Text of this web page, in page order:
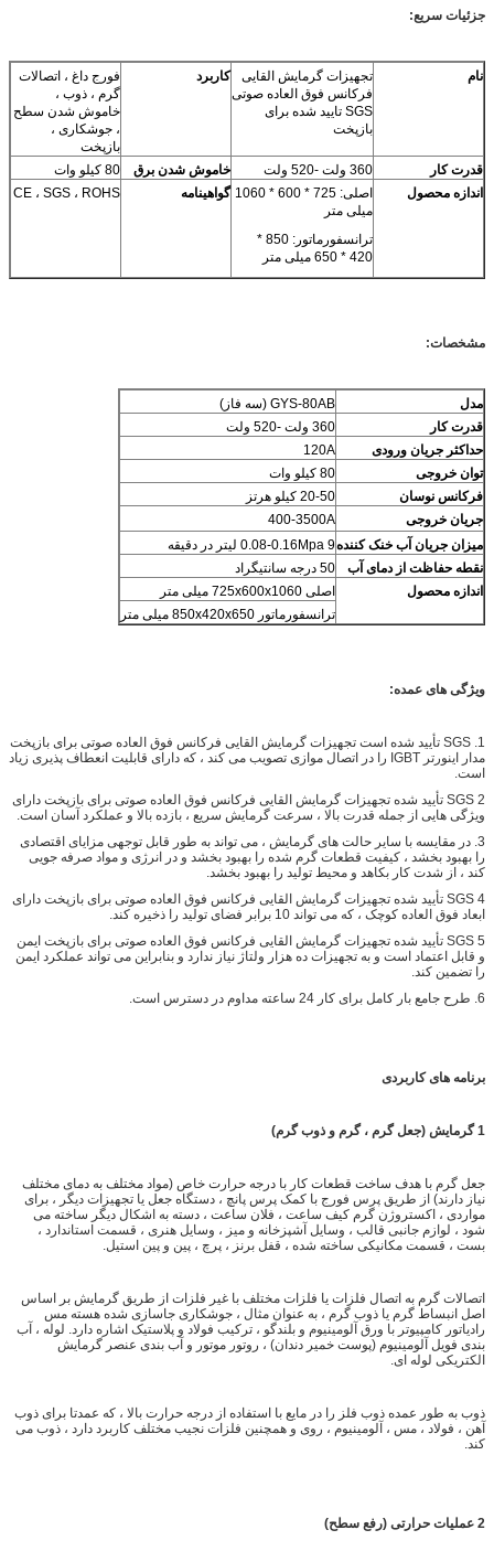
جزئیات سریع:
نام
تجهیزات گرمایش القایی
فرکانس فوق العاده صوتی
SGS تایید شده برای
بازپخت
کاربرد
فورج داغ ، اتصالات
گرم ، ذوب ،
خاموش شدن سطح
، جوشکاری ،
بازپخت
قدرت کار
360 ولت -520 ولت خاموش شدن برق
80 کیلو وات
اندازه محصول
اصلی: 725 * 600 * 1060
میلی متر
ترانسفورماتور: 850 *
420 * 650 میلی متر
گواهینامه CE ، SGS ، ROHS
مشخصات:
مدل
GYS-80AB (سه فاز)
قدرت کار
360 ولت -520 ولت
حداکثر جریان ورودی
120A
توان خروجی
80 کیلو وات
فرکانس نوسان
20-50 کیلو هرتز
جریان خروجی
400-3500A
میزان جریان آب خنک کننده0.08-0.16Mpa 9 لیتر در دقیقه
نقطه حفاظت از دمای آب
50 درجه سانتیگراد
اندازه محصول
اصلی 725x600x1060 میلی متر
ترانسفورماتور 850x420x650 میلی متر
ویژگی های عمده:
1. SGS تأیید شده است
تجهیزات گرمایش القایی فرکانس فوق العاده صوتی برای بازپخت
مدار اینورتر IGBT را در اتصال موازی تصویب می کند ، که دارای قابلیت انعطاف پذیری زیاد
است.
2 SGS تأیید شده تجهیزات گرمایش القایی فرکانس فوق العاده صوتی برای بازپخت دارای
ویژگی هایی از جمله قدرت بالا ، سرعت گرمایش سریع ، بازده بالا و عملکرد آسان است.
3. در مقایسه با سایر حالت های گرمایش ، می تواند به طور قابل توجهی مزایای اقتصادی
را بهبود بخشد ، کیفیت قطعات گرم شده را بهبود بخشد و در انرژی و مواد صرفه جویی
کند ، از شدت کار بکاهد و محیط تولید را بهبود بخشد.
4 SGS تأیید شده تجهیزات گرمایش القایی فرکانس فوق العاده صوتی برای بازپخت دارای
ابعاد فوق العاده کوچک ، که می تواند 10 برابر فضای تولید را ذخیره کند.
5 SGS تأیید شده تجهیزات گرمایش القایی فرکانس فوق العاده صوتی برای بازپخت ایمن
و قابل اعتماد است و به تجهیزات ده هزار ولتاژ نیاز ندارد و بنابراین می تواند عملکرد ایمن
را تضمین کند.
6. طرح جامع بار کامل برای کار 24 ساعته مداوم در دسترس است.
برنامه های کاربردی
1 گرمایش (جعل گرم ، گرم و ذوب گرم)
جعل گرم با هدف ساخت قطعات کار با درجه حرارت خاص (مواد مختلف به دمای مختلف
نیاز دارند) از طریق پرس فورج با کمک پرس پانچ ، دستگاه جعل یا تجهیزات دیگر ، برای
مواردی ، اکستروژن گرم کیف ساعت ، فلان ساعت ، دسته به اشکال دیگر ساخته می
شود ، لوازم جانبی قالب ، وسایل آشپزخانه و میز ، وسایل هنری ، قسمت استاندارد ،
بست ، قسمت مکانیکی ساخته شده ، قفل برنز ، پرچ ، پین و پین استیل.
اتصالات گرم به اتصال فلزات یا فلزات مختلف با غیر فلزات از طریق گرمایش بر اساس
اصل انبساط گرم یا ذوب گرم ، به عنوان مثال ، جوشکاری جاسازی شده هسته مس
رادیاتور کامپیوتر با ورق آلومینیوم و بلندگو ، ترکیب فولاد و پلاستیک اشاره دارد. لوله ، آب
بندی فویل آلومینیوم (پوست خمیر دندان) ، روتور موتور و آب بندی عنصر گرمایش
الکتریکی لوله ای.
ذوب به طور عمده ذوب فلز را در مایع با استفاده از درجه حرارت بالا ، که عمدتا برای ذوب
آهن ، فولاد ، مس ، آلومینیوم ، روی و همچنین فلزات نجیب مختلف کاربرد دارد ، ذوب می
کند.
2 عملیات حرارتی (رفع سطح)